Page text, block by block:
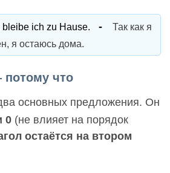
ich zu Hause.
Так как я
я остаюсь дома.
что
основных предложения. Он
0 (не влияет на порядок
остаётся на втором